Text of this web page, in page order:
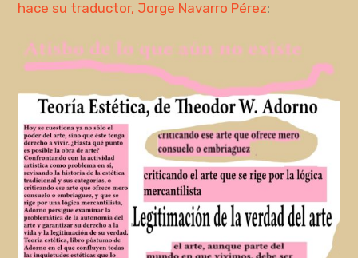
hace su traductor, Jorge Navarro Pérez: